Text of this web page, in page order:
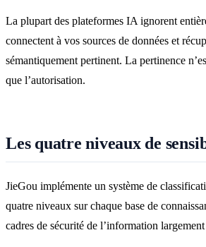
La plupart des plateformes IA ignorent
connectent à vos sources de données et
sémantiquement pertinent. La pertinence
que l’autorisation.
Les quatre niveaux de
JieGou implémente un système de
quatre niveaux sur chaque base de
cadres de sécurité de l’information